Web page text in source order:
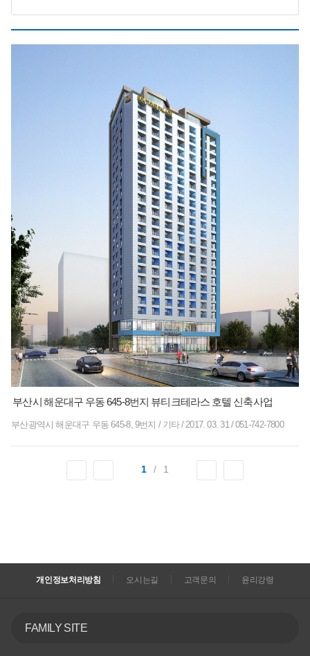
부산시 해운대구 우동 645-8번지 뷰티크테라스 호텔 신축사업
부산광역시 해운대구 우동 645-8, 9번지 / 기타/ 2017. 03. 31 /051-742-7800
1 / 1
개인정보처리방침 오시는길 고객문의 윤리강령
FAMILY SITE